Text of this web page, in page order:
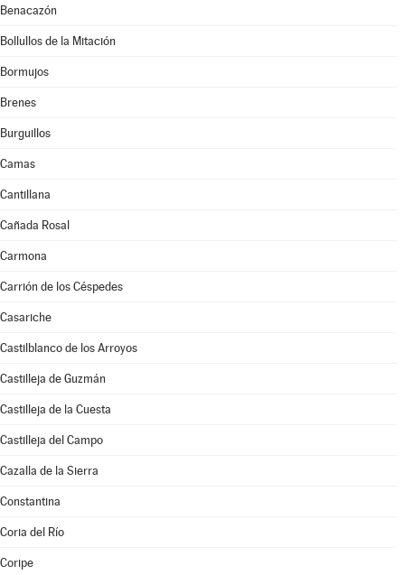
Benacazón
Bollullos de la Mitación
Bormujos
Brenes
Burguillos
Camas
Cantillana
Cañada Rosal
Carmona
Carrión de los Céspedes
Casariche
Castilblanco de los Arroyos
Castilleja de Guzmán
Castilleja de la Cuesta
Castilleja del Campo
Cazalla de la Sierra
Constantina
Coria del Río
Coripe